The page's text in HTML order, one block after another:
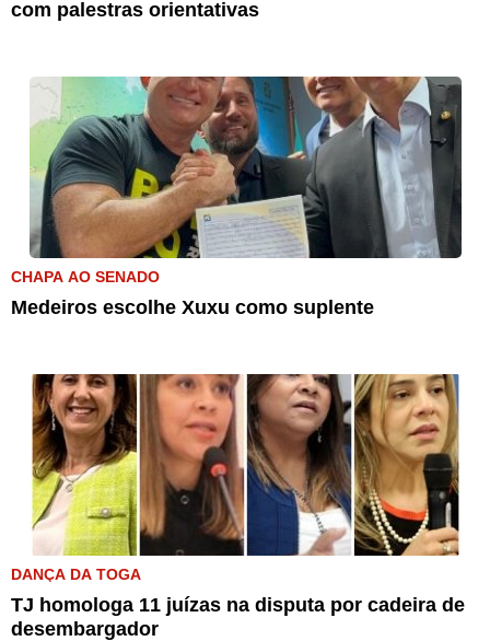
com palestras orientativas
CHAPA AO SENADO
Medeiros escolhe Xuxu como suplente
DANÇA DA TOGA
TJ homologa 11 juízas na disputa por cadeira de
desembargador